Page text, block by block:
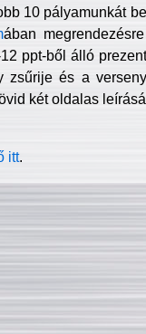
10 pályamunkát
ában
ppt-ből álló
zsűrije és a
két oldalas
itt.